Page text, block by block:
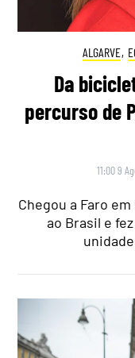
ALGARVE,
Da
percurso de
11:00 9
Chegou a Faro
ao Brasil e